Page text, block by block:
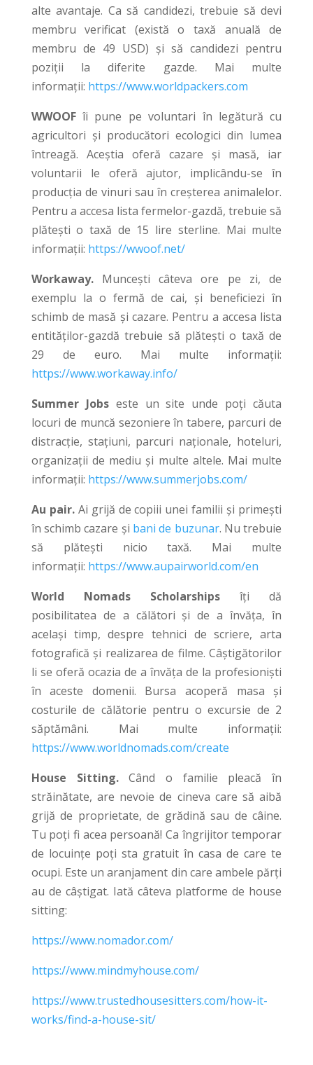
alte avantaje. Ca să candidezi, trebuie să devi
membru verificat (există o taxă anuală de
membru de 49 USD) și să candidezi pentru
poziții la diferite gazde. Mai multe
informații: https://www.worldpackers.com
WWOOFîi pune pe voluntari în legătură cu
agricultori și producători ecologici din lumea
întreagă. Aceștia oferă cazare și masă, iar
voluntarii le oferă ajutor, implicându-se în
producția de vinuri sau în creșterea animalelor.
Pentru a accesa lista fermelor-gazdă, trebuie să
plătești o taxă de 15 lire sterline. Mai multe
informații: https://wwoof.net/
Workaway.Muncești câteva ore pe zi, de
exemplu la o fermă de cai, și beneficiezi în
schimb de masă și cazare. Pentru a accesa lista
entităților-gazdă trebuie să plătești o taxă de
29 de euro. Mai multe informații:
https://www.workaway.info/
Summer Jobs este un site unde poți căuta
locuri de muncă sezoniere în tabere, parcuri de
distracție, stațiuni, parcuri naționale, hoteluri,
organizații de mediu și multe altele. Mai multe
informații: https://www.summerjobs.com/
Au pair. Ai grijă de copiii unei familii și primești
în schimb cazare și bani de buzunar. Nu trebuie
să plătești nicio taxă. Mai multe
informații: https://www.aupairworld.com/en
World Nomads Scholarshipsîți dă
posibilitatea de a călători și de a învăța, în
același timp, despre tehnici de scriere, arta
fotografică și realizarea de filme. Câștigătorilor
li se oferă ocazia de a învăța de la profesioniști
în aceste domenii. Bursa acoperă masa și
costurile de călătorie pentru o excursie de 2
săptămâni. Mai multe informații:
https://www.worldnomads.com/create
House Sitting.Când o familie pleacă în
străinătate, are nevoie de cineva care să aibă
grijă de proprietate, de grădină sau de câine.
Tu poți fi acea persoană! Ca îngrijitor temporar
de locuințe poți sta gratuit în casa de care te
ocupi. Este un aranjament din care ambele părți
au de câștigat. Iată câteva platforme de house
sitting:
https://www.nomador.com/
https://www.mindmyhouse.com/
https://www.trustedhousesitters.com/how-it-
works/find-a-house-sit/